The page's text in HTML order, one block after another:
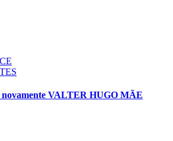
novamente VALTER HUGO MÃE